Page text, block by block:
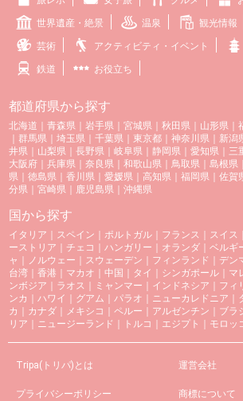
世界遺産・絶景 温泉 観光情報
芸術 アクティビティ・イベント
鉄道 お役立ち
都道府県から探す
北海道 ｜青森県 ｜ 岩手県 ｜宮城県 ｜秋田県 ｜ 山形県 ｜
｜ 群馬県 ｜埼玉県 ｜千葉県 ｜ 東京都 ｜神奈川県 ｜ 新潟
井県 ｜ 山梨県 ｜長野県 ｜岐阜県 ｜静岡県 ｜愛知県 ｜ 三
大阪府 ｜兵庫県 ｜奈良県 ｜和歌山県 ｜ 鳥取県 ｜島根県 ｜
県 ｜徳島県 ｜香川県 ｜愛媛県 ｜高知県 ｜福岡県 ｜佐賀
分県 ｜宮崎県 ｜ 鹿児島県 ｜沖縄県
国から探す
イタリア ｜ スペイン ｜ ポルトガル ｜ フランス ｜ スイス ｜
ーストリア ｜チェコ ｜ ハンガリー ｜ オランダ ｜ベルギ
ャ ｜ ノルウェー ｜ スウェーデン ｜ フィンランド ｜ デン
台湾 ｜香港 ｜ マカオ ｜中国 ｜ タイ ｜ シンガポール ｜ マ
ンボジア ｜ ラオス ｜ ミャンマー ｜ インドネシア ｜ フィ
ンカ ｜ ハワイ ｜ グアム ｜ パラオ ｜ ニューカレドニア ｜
カ ｜ カナダ ｜ メキシコ ｜ペルー ｜ アルゼンチン ｜ ブラ
リア ｜ ニュージーランド ｜ トルコ ｜ エジプト ｜ モロッ
Tripa(トリパ)とは 運営会社
プライバシーポリシー 商標について